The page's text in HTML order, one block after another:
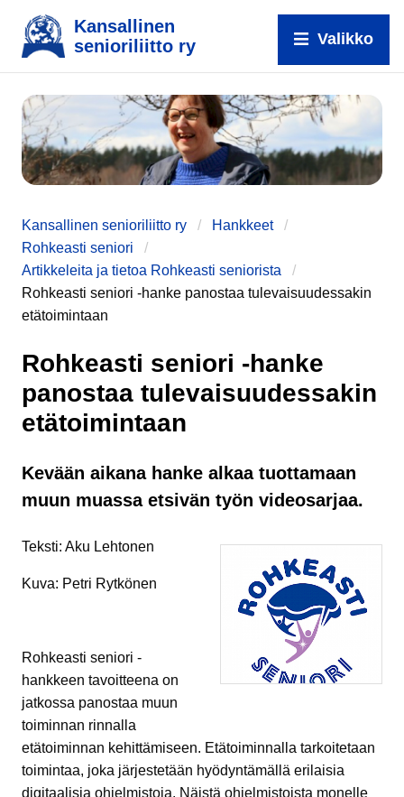
Kansallinen
senioriliitto ry
Valikko
Kansallinen senioriliitto ry
Hankkeet
Rohkeasti seniori
Artikkeleita ja tietoa Rohkeasti seniorista
Rohkeasti seniori -hanke panostaa tulevaisuudessakin
etätoimintaan
Rohkeasti seniori -hanke
panostaa tulevaisuudessakin
etätoimintaan
Kevään aikana hanke alkaa tuottamaan
muun muassa etsivän työn videosarjaa.
Teksti: Aku Lehtonen
Kuva: Petri Rytkönen
Rohkeasti seniori -
hankkeen tavoitteena on
jatkossa panostaa muun
toiminnan rinnalla
etätoiminnan kehittämiseen. Etätoiminnalla tarkoitetaan
toimintaa, joka järjestetään hyödyntämällä erilaisia
digitaalisia ohjelmistoja. Näistä ohjelmistoista monelle